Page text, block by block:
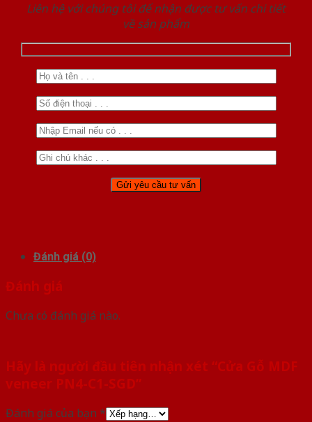
Liên hệ với chúng tôi để nhận được tư vấn chi tiết
về sản phẩm
Đánh giá (0)
Đánh giá
Chưa có đánh giá nào.
Hãy là người đầu tiên nhận xét “Cửa Gỗ MDF
veneer PN4-C1-SGD”
Đánh giá của bạn *